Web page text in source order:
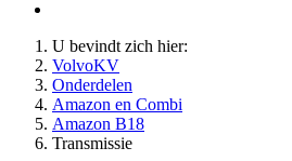
U bevindt zich hier:
VolvoKV
Onderdelen
Amazon en Combi
Amazon B18
Transmissie